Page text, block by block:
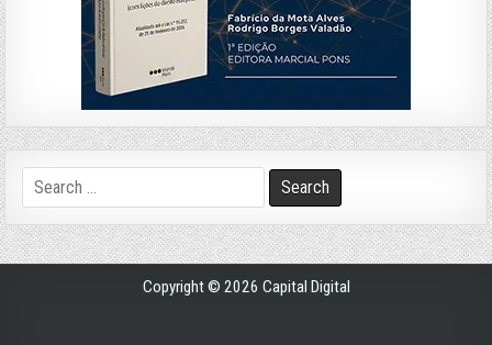
Search
for:
Copyright © 2026 Capital Digital